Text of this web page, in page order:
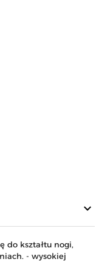
keyboard_arrow_down
do kształtu nogi,
- wysokiej